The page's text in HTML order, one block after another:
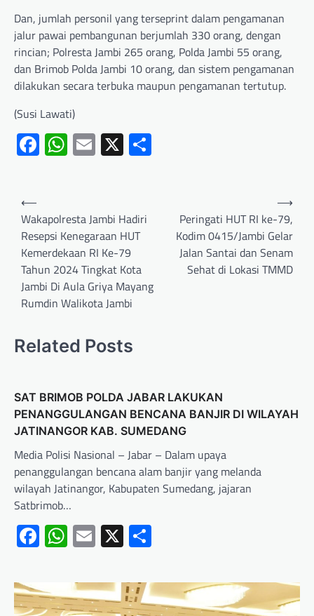
Dan, jumlah personil yang terseprint dalam pengamanan
jalur pawai pembangunan berjumlah 330 orang, dengan
rincian; Polresta Jambi 265 orang, Polda Jambi 55 orang,
dan Brimob Polda Jambi 10 orang, dan sistem pengamanan
dilakukan secara terbuka maupun pengamanan tertutup.
(Susi Lawati)
Facebook
WhatsApp
Email
X
⟵
Wakapolresta Jambi Hadiri
Resepsi Kenegaraan HUT
Kemerdekaan RI Ke-79
Tahun 2024 Tingkat Kota
Jambi Di Aula Griya Mayang
Rumdin Walikota Jambi
Peringati HUT RI ke-79,
Kodim 0415/Jambi Gelar
Jalan Santai dan Senam
Sehat di Lokasi TMMD
⟶
Related Posts
SAT BRIMOB POLDA JABAR LAKUKAN
PENANGGULANGAN BENCANA BANJIR DI WILAYAH
JATINANGOR KAB. SUMEDANG
Media Polisi Nasional – Jabar – Dalam upaya
penanggulangan bencana alam banjir yang melanda
wilayah Jatinangor, Kabupaten Sumedang, jajaran
Satbrimob…
Facebook
WhatsApp
Email
X